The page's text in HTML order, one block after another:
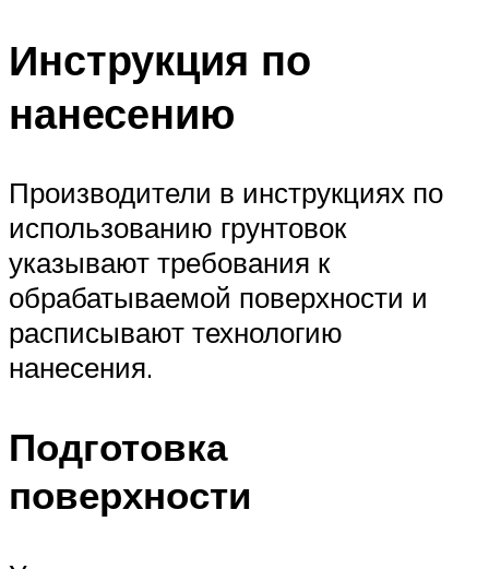
Инструкция по
нанесению
Производители в инструкциях по
использованию грунтовок
указывают требования к
обрабатываемой поверхности и
расписывают технологию
нанесения.
Подготовка
поверхности